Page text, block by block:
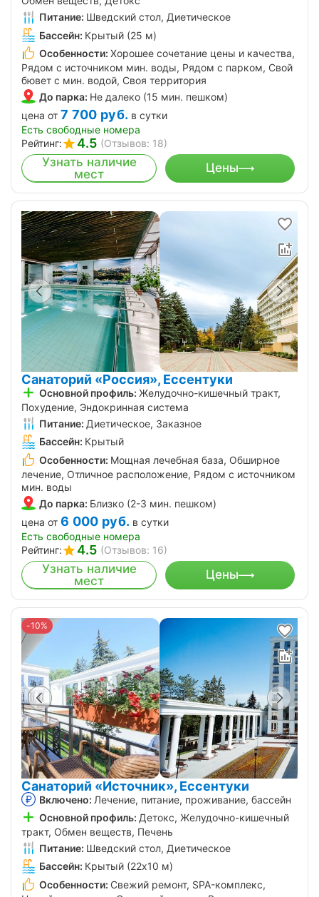
Питание: Шведский стол, Диетическое
Бассейн: Крытый (25 м)
Особенности: Хорошее сочетание цены и качества,
Рядом с источником мин. воды, Рядом с парком, Свой
бювет с мин. водой, Своя территория
До парка: Не далеко (15 мин. пешком)
цена от 7 700 руб. в сутки
Есть свободные номера
Рейтинг:
4.5 (Отзывов: 18)
Узнать наличие
мест
Цены
Санаторий «Россия», Ессентуки
Основной профиль: Желудочно-кишечный тракт,
Похудение, Эндокринная система
Питание: Диетическое, Заказное
Бассейн: Крытый
Особенности: Мощная лечебная база, Обширное
лечение, Отличное расположение, Рядом с источником
мин. воды
До парка: Близко (2-3 мин. пешком)
цена от 6 000 руб. в сутки
Есть свободные номера
Рейтинг:
4.5 (Отзывов: 16)
Узнать наличие
мест
Цены
-10%
Санаторий «Источник», Ессентуки
Включено: Лечение, питание, проживание, бассейн
Основной профиль: Детокс, Желудочно-кишечный
тракт, Обмен веществ, Печень
Питание: Шведский стол, Диетическое
Бассейн: Крытый (22х10 м)
Особенности: Свежий ремонт, SPA-комплекс,